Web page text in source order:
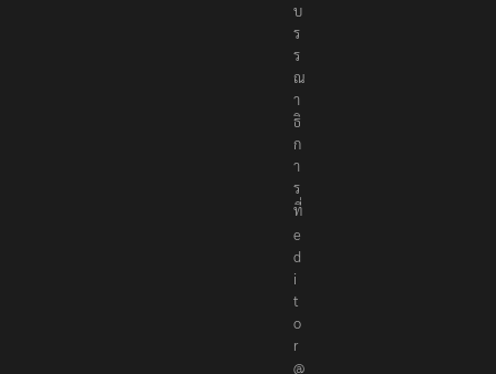
บ
ร
ร
ณ
า
ธิ
ก
า
ร
ที่
e
d
i
t
o
r
@